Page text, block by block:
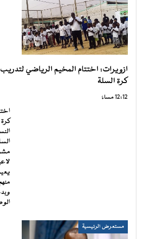
ازويرات: اختتام المخيم الرياضي
كرة السلة
12:12 مساءً
كرة
مستعرض الرئيسية